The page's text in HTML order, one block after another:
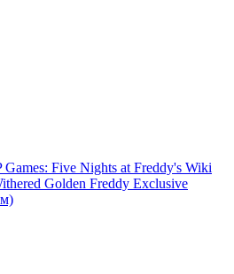
Five Nights at Freddy's Wiki
Golden Freddy Exclusive